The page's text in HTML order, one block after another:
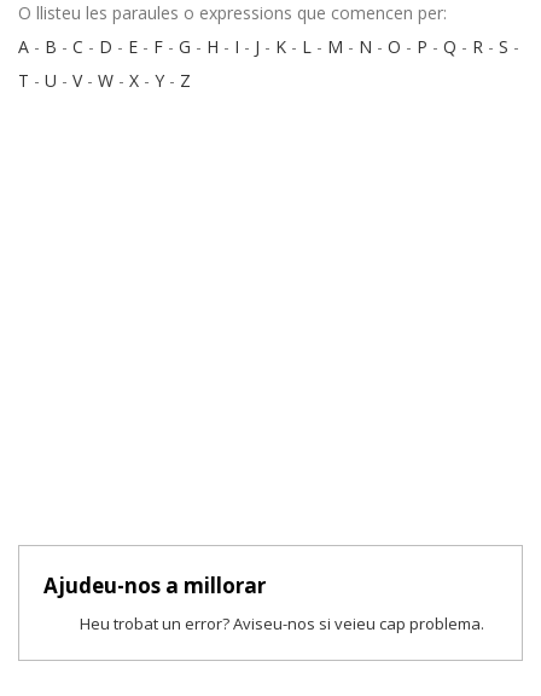
O llisteu les paraules o expressions que comencen per:
A - B - C - D - E - F - G - H - I - J - K - L - M - N - O - P - Q - R - S -
T - U - V- W - X - Y - Z
Ajudeu-nos a millorar
Heu trobat un error? Aviseu-nos si veieu cap problema.